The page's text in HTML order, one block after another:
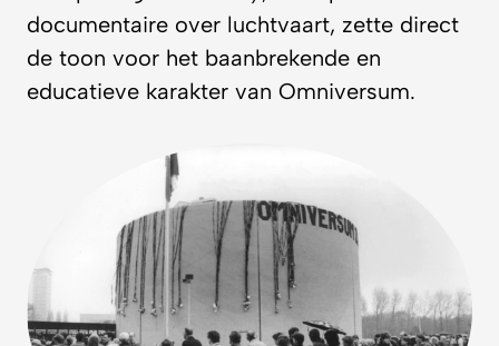
documentaire over luchtvaart, zette direct
de toon voor het baanbrekende en
educatieve karakter van Omniversum.